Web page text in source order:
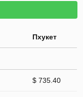
Пхукет
$ 735.40